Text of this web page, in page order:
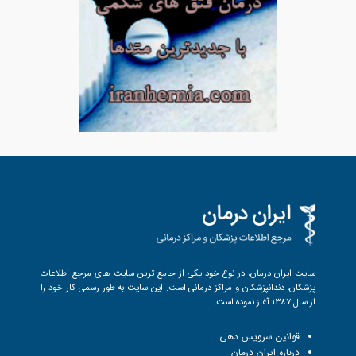
سایت ایران درمان، در نوع خود یکی از جامع ترین سایت های مرجع اطلاعات
پزشکان، دندانپزشکان و مراکز درمانی است. این سایت به طور رسمی کار خود را
از سال 1387 آغاز نموده است.
قوانین سرویس دهی
درباره ایران درمان